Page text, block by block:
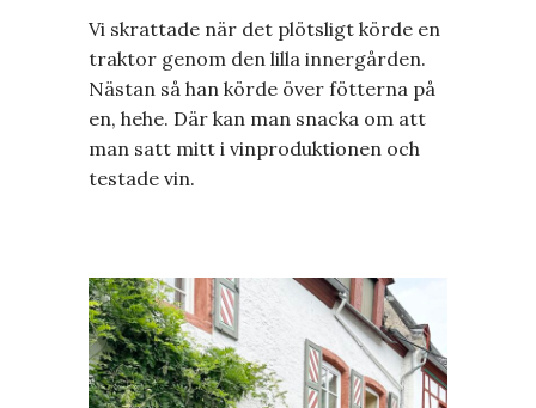
Vi skrattade när det plötsligt körde en
traktor genom den lilla innergården.
Nästan så han körde över fötterna på
en, hehe. Där kan man snacka om att
man satt mitt i vinproduktionen och
testade vin.